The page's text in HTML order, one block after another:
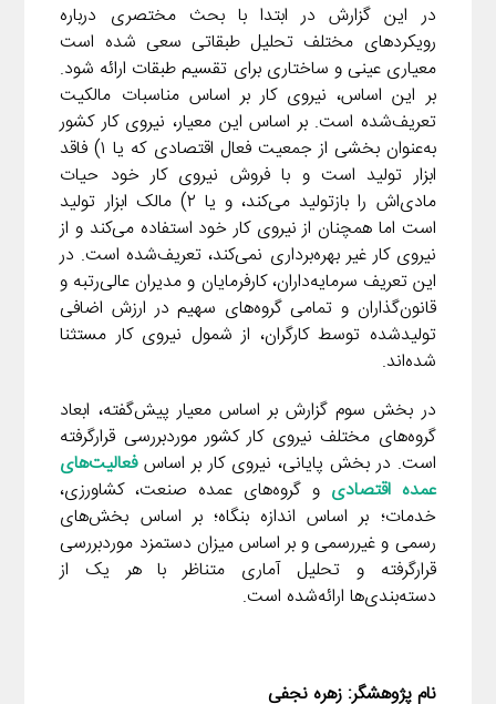
در این گزارش در ابتدا با بحث مختصری درباره
رویکردهای مختلف تحلیل طبقاتی سعی شده است
معیاری عینی و ساختاری برای تقسیم طبقات ارائه شود.
بر این اساس، نیروی کار بر اساس مناسبات مالکیت
تعریف‌شده است. بر اساس این معیار، نیروی کار کشور
به‌عنوان بخشی از جمعیت فعال اقتصادی که یا ۱) فاقد
ابزار تولید است و با فروش نیروی کار خود حیات
مادی‌اش را بازتولید می‌کند، و یا ۲) مالک ابزار تولید
است اما همچنان از نیروی کار خود استفاده می‌کند و از
نیروی کار غیر بهره‌برداری نمی‌کند، تعریف‌شده است. در
این تعریف سرمایه‌داران، کارفرمایان و مدیران عالی‌رتبه و
قانون‌گذاران و تمامی گروه‌های سهیم در ارزش اضافی
تولیدشده توسط کارگران، از شمول نیروی کار مستثنا
شده‌اند.
در بخش سوم گزارش بر اساس معیار پیش‌گفته، ابعاد
گروه‌های مختلف نیروی کار کشور موردبررسی قرارگرفته
است. در بخش پایانی، نیروی کار بر اساس فعالیت‌های
عمده اقتصادی و گروه‌های عمده صنعت، کشاورزی،
خدمات؛ بر اساس اندازه بنگاه؛ بر اساس بخش‌های
رسمی و غیررسمی و بر اساس میزان دستمزد موردبررسی
قرارگرفته و تحلیل آماری متناظر با هر یک از
دسته‌بندی‌ها ارائه‌شده است.
نام پژوهشگر: زهره نجفی